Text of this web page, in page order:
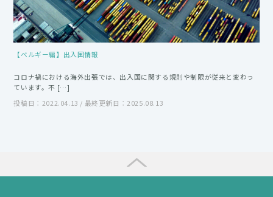
【ベルギー編】出入国情報
コロナ禍における海外出張では、出入国に関する規則や制限が従来と変わっ
ています。不 […]
投稿日：2022.04.13 / 最終更新日：2025.08.13